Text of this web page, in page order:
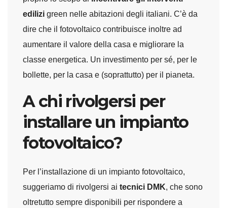
edilizi green nelle abitazioni degli italiani. C’è da
dire che il fotovoltaico contribuisce inoltre ad
aumentare il valore della casa e migliorare la
classe energetica. Un investimento per sé, per le
bollette, per la casa e (soprattutto) per il pianeta.
A chi rivolgersi per
installare un impianto
fotovoltaico?
Per l’installazione di un impianto fotovoltaico,
suggeriamo di rivolgersi ai tecnici DMK, che sono
oltretutto sempre disponibili per rispondere a